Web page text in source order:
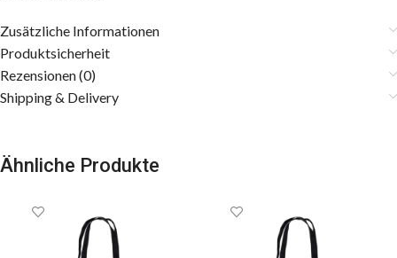
Zusätzliche Informationen
Produktsicherheit
Rezensionen (0)
Shipping & Delivery
Ähnliche Produkte